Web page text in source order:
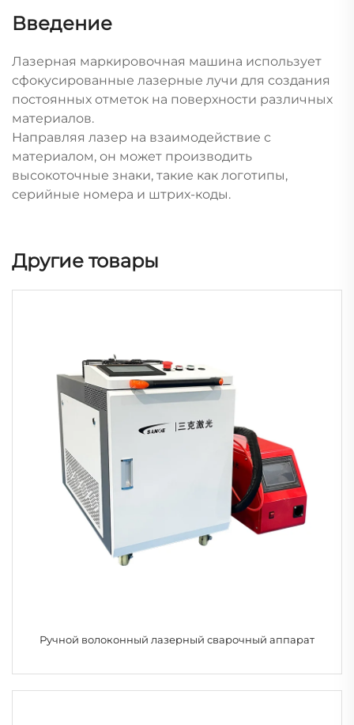
Введение
Лазерная маркировочная машина использует
сфокусированные лазерные лучи для создания
постоянных отметок на поверхности различных
материалов.
Направляя лазер на взаимодействие с
материалом, он может производить
высокоточные знаки, такие как логотипы,
серийные номера и штрих-коды.
Другие товары
Ручной волоконный лазерный сварочный аппарат